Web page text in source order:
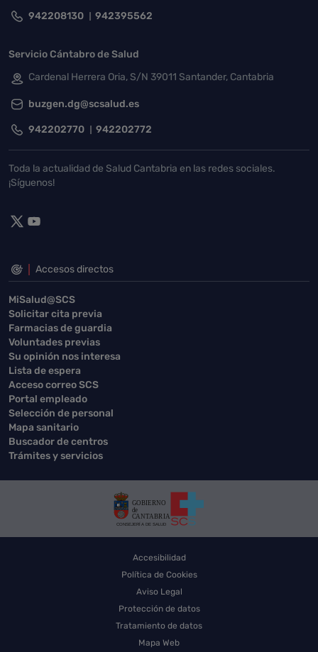
942208130 942395562
Servicio Cántabro de Salud
Cardenal Herrera Oria, S/N 39011 Santander, Cantabria
buzgen.dg@scsalud.es
942202770 942202772
Toda la actualidad de Salud Cantabria en las redes sociales.
¡Síguenos!
Accesos directos
MiSalud@SCS
Solicitar cita previa
Farmacias de guardia
Voluntades previas
Su opinión nos interesa
Lista de espera
Acceso correo SCS
Portal empleado
Selección de personal
Mapa sanitario
Buscador de centros
Trámites y servicios
Accesibilidad
Política de Cookies
Aviso Legal
Protección de datos
Tratamiento de datos
Mapa Web